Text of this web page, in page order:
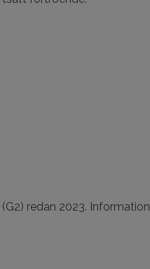
redan 2023.